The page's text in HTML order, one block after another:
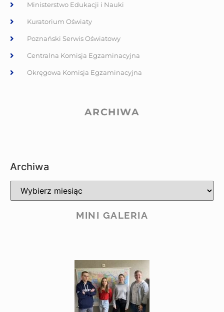
Ministerstwo Edukacji i Nauki
Kuratorium Oświaty
Poznański Serwis Oświatowy
Centralna Komisja Egzaminacyjna
Okręgowa Komisja Egzaminacyjna
ARCHIWA
Archiwa
MINI GALERIA